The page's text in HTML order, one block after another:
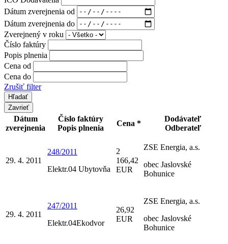
Dátum zverejnenia od
Dátum zverejnenia do
Zverejnený v roku
Číslo faktúry
Popis plnenia
Cena od
Cena do
Zrušiť filter
Zavrieť
Dátum
zverejnenia
Číslo faktúry
Popis plnenia
Cena *
Dodávateľ
Odberateľ
29. 4. 2011
248/2011
Elektr.04 Ubytovňa
2
166,42
EUR
ZSE Energia, a.s.
obec Jaslovské
Bohunice
29. 4. 2011
247/2011
Elektr.04Ekodvor
26,92
EUR
ZSE Energia, a.s.
obec Jaslovské
Bohunice